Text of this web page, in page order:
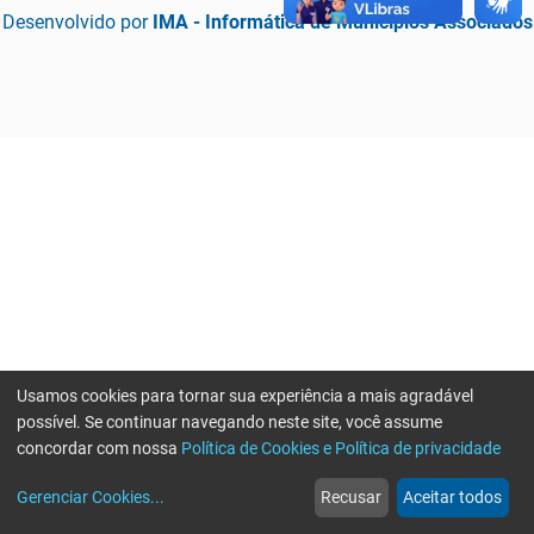
Desenvolvido por IMA - Informática de Municípios Associados
web
Notícias
more_horiz
Mais
Usamos cookies para tornar sua experiência a mais agradável
possível. Se continuar navegando neste site, você assume
concordar com nossa Política de Cookies e Política de privacidade
Gerenciar Cookies... Recusar Aceitar todos
Erro ao enviar informações, por favor tente novamente